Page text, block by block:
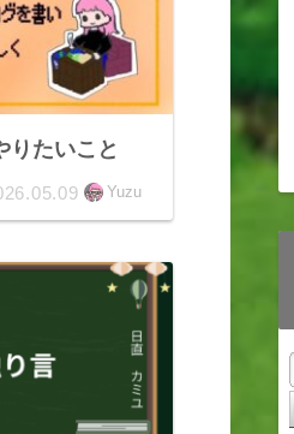
りたいこと
Yuzu